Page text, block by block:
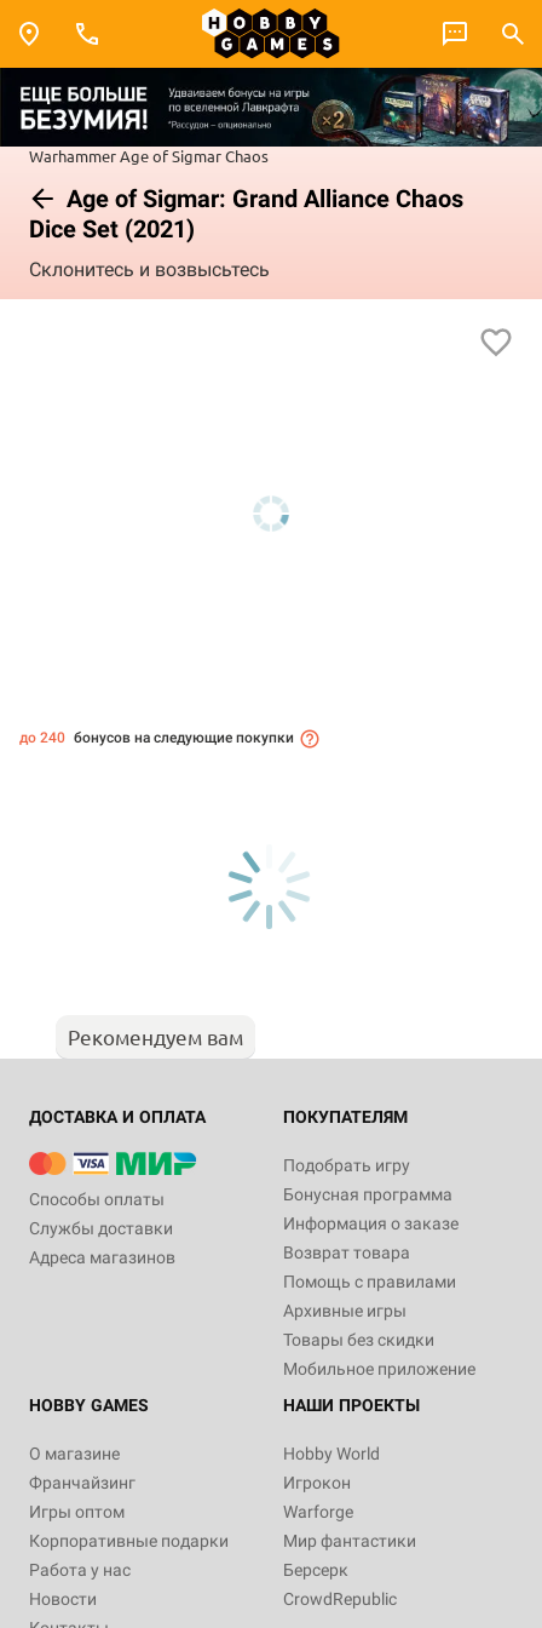
WarhammerAge of SigmarChaos
Age of Sigmar: Grand Alliance Chaos
Dice Set (2021)
Склонитесь и возвысьтесь
до 240 бонусов на следующие покупки
Рекомендуем вам
ДОСТАВКА И ОПЛАТА
Способы оплаты
Службы доставки
Адреса магазинов
ПОКУПАТЕЛЯМ
Подобрать игру
Бонусная программа
Информация о заказе
Возврат товара
Помощь с правилами
Архивные игры
Товары без скидки
Мобильное приложение
HOBBY GAMES
О магазине
Франчайзинг
Игры оптом
Корпоративные подарки
Работа у нас
Новости
НАШИ ПРОЕКТЫ
Hobby World
Игрокон
Warforge
Мир фантастики
Берсерк
CrowdRepublic